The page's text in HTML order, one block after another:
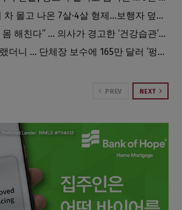
부모 잠든 사이 차 몰고 나온 7살·4살 형제…보행자 덮쳐 중태
[건강] “과하면 몸 해친다” … 의사가 경고한 ‘건강습관’ 5가지
노숙자 지원하랬더니 … 단체장 보수에 165만 달러 ‘펑펑’
PREV NEXT